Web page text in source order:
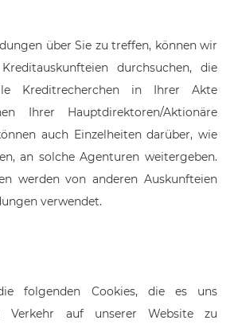
über Sie zu treffen, können wir
durchsuchen, die
Kreditrecherchen in Ihrer Akte
Ihrer Hauptdirektoren/Aktionäre
auch Einzelheiten darüber, wie
an solche Agenturen weitergeben.
werden von anderen Auskunfteien
verwendet.
folgenden Cookies, die es uns
Verkehr auf unserer Website zu